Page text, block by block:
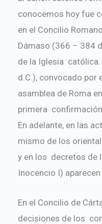
conocemos hoy fue
en el Concilio
Dámaso (366 – 384
de la Iglesia católica.
d.C.), convocado por
asamblea de Roma
primera
En adelante, en las
mismo de los
y en los decretos de
Inocencio I)
En el Concilio de
decisiones de los